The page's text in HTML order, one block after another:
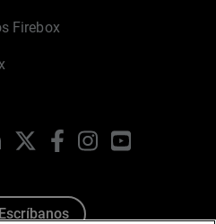
Firebox
LinkedIn FacebookInstagramYouTube
Escríbanos